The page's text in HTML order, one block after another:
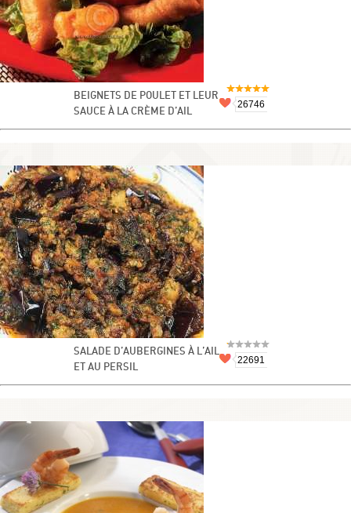
BEIGNETS DE POULET ET LEUR
SAUCE À LA CRÈME D’AIL
26746
SALADE D’AUBERGINES À L’AIL
ET AU PERSIL
22691